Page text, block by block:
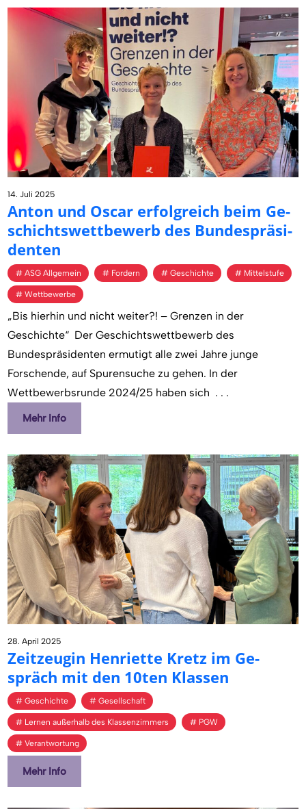
14. Juli 2025
Anton und Oscar er­folg­reich beim Ge­
schichts­wett­be­werb des Bun­des­prä­si­
den­ten
ASG Allgemein Fordern Geschichte Mittelstufe
Wettbewerbe
„Bis hierhin und nicht weiter?! – Grenzen in der
Geschichte“ Der Geschichtswettbewerb des
Bundespräsidenten ermutigt alle zwei Jahre junge
Forschende, auf Spurensuche zu gehen. In der
Wettbewerbsrunde 2024/25 haben sich . . .
Mehr Info
28. April 2025
Zeit­zeu­gin Hen­ri­et­te Kretz im Ge­
spräch mit den 10ten Klas­sen
Geschichte Gesellschaft
Lernen außerhalb des Klassenzimmers PGW
Verantwortung
Mehr Info